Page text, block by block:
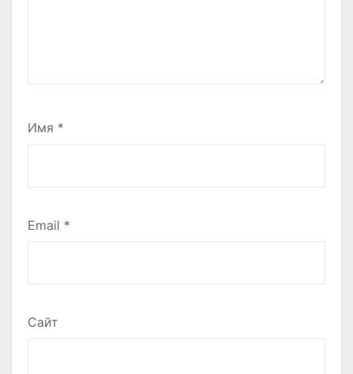
Имя *
Email *
Сайт